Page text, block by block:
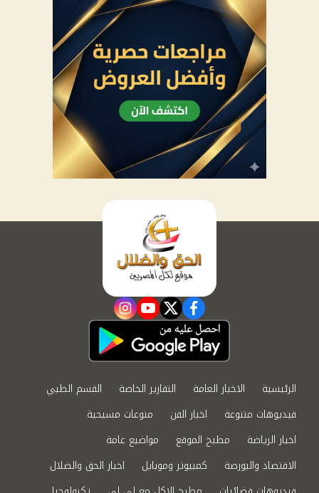
facebook
twitter
youtube
instagram
الرئيسية الاخبار العامة التقارير الخاصة
القسم الطبي
فيديوهات متنوعة
اخبار الفن
منوعات مسيحية
اخبار الرياضة
مطبخ الموقع
مواضيع عامة
الاقتصاد والبورصة
كمبيوتر وموبايل
اخبار الحق والضلال